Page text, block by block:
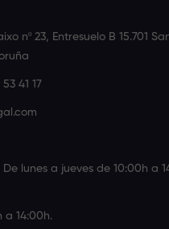
nº 23, Entresuelo B 15.701
41 17
De lunes a jueves de 10:00h a
a 14:00h.